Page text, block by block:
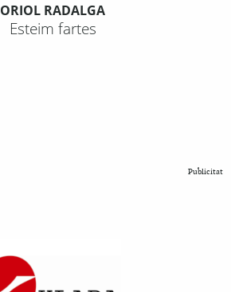
ORIOL RADALGA
Esteim fartes
Publicitat